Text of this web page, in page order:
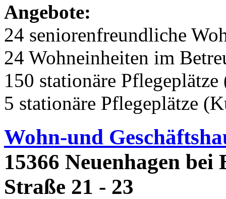
Angebote:
24 seniorenfreundliche
24 Wohneinheiten im
150 stationäre
5 stationäre Pflegeplätze
Wohn-und
15366 Neuenhagen
Straße 21 - 23